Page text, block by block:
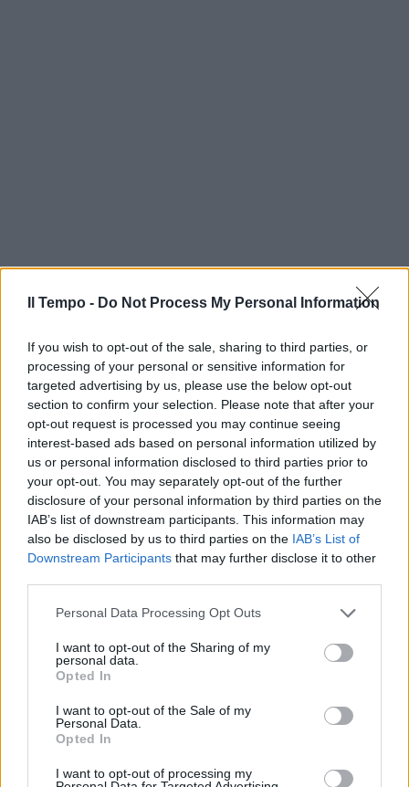
Il Tempo - Do Not Process My Personal Information
If you wish to opt-out of the sale, sharing to third parties, or
processing of your personal or sensitive information for
targeted advertising by us, please use the below opt-out
section to confirm your selection. Please note that after your
opt-out request is processed you may continue seeing
interest-based ads based on personal information utilized by
us or personal information disclosed to third parties prior to
your opt-out. You may separately opt-out of the further
disclosure of your personal information by third parties on the
IAB’s list of downstream participants. This information may
also be disclosed by us to third parties on the IAB’s List of
Downstream Participants that may further disclose it to other
Personal Data Processing Opt Outs
I want to opt-out of the Sharing of my
personal data.
Opted In
I want to opt-out of the Sale of my
Personal Data.
Opted In
I want to opt-out of processing my
In evidenza